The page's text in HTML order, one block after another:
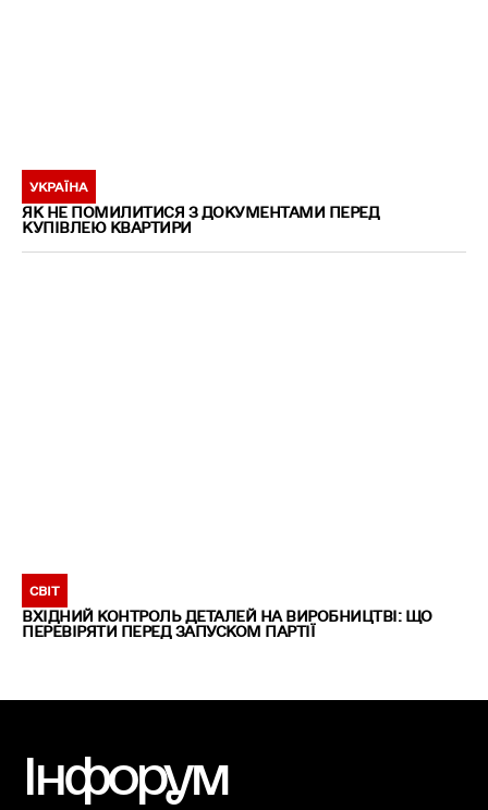
УКРАЇНА
ЯК НЕ ПОМИЛИТИСЯ З ДОКУМЕНТАМИ ПЕРЕД
КУПІВЛЕЮ КВАРТИРИ
СВІТ
ВХІДНИЙ КОНТРОЛЬ ДЕТАЛЕЙ НА ВИРОБНИЦТВІ: ЩО
ПЕРЕВІРЯТИ ПЕРЕД ЗАПУСКОМ ПАРТІЇ
Інфорум